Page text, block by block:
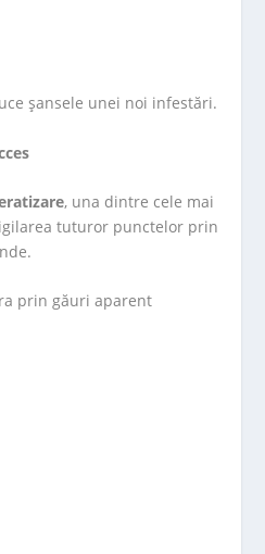
șansele unei noi infestări.
, una dintre cele mai
tuturor punctelor prin
prin găuri aparent